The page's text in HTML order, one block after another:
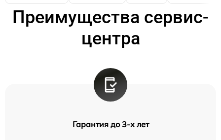
Преимущества сервис-
центра
Гарантия до 3-х лет